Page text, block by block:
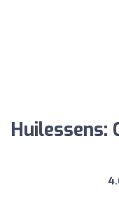
Huilessens: